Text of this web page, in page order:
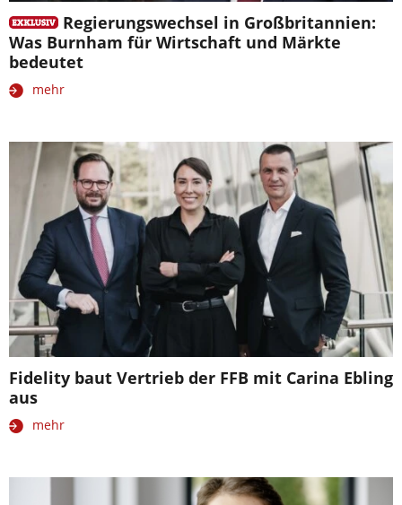
Regierungswechsel in Großbritannien:
Was Burnham für Wirtschaft und Märkte
bedeutet
mehr
Fidelity baut Vertrieb der FFB mit Carina Ebling
aus
mehr